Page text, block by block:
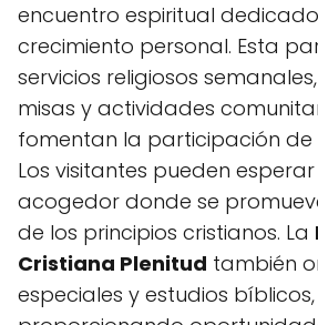
encuentro espiritual
crecimiento personal. Esta
servicios religiosos
misas y actividades
fomentan la participación de
Los visitantes pueden
acogedor donde se
de los principios cristianos. La
Cristiana Plenitud también
especiales y estudios bíblicos,